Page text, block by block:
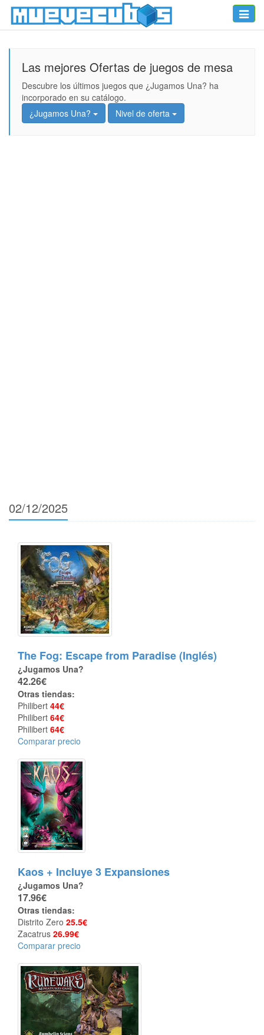
Toggle
Las mejores Ofertas de juegos de mesa
Descubre los últimos juegos que ¿Jugamos Una? ha
incorporado en su catálogo.
¿Jugamos Una?
Nivel de oferta
02/12/2025
The Fog: Escape from Paradise (Inglés)
¿Jugamos Una?
42.26€
Otras tiendas:
Philibert 44€
Philibert 64€
Philibert 64€
Comparar precio
Kaos + Incluye 3 Expansiones
¿Jugamos Una?
17.96€
Otras tiendas:
Distrito Zero 25.5€
Zacatrus 26.99€
Comparar precio